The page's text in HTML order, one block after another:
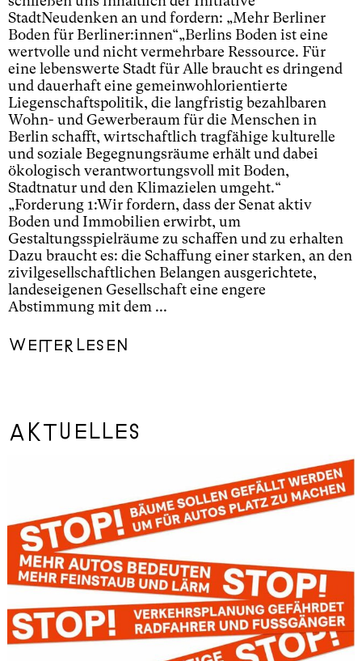
StadtNeudenken an und fordern: „Mehr Berliner
Boden für Berliner:innen“ ​ „Berlins Boden ist eine
wertvolle und nicht vermehrbare Ressource. Für
eine lebenswerte Stadt für Alle braucht es dringend
und dauerhaft eine gemeinwohlorientierte
Liegenschaftspolitik, die langfristig bezahlbaren
Wohn- und Gewerberaum für die Menschen in
Berlin schafft, wirtschaftlich tragfähige kulturelle
und soziale Begegnungsräume erhält und dabei
ökologisch verantwortungsvoll mit Boden,
Stadtnatur und den Klimazielen umgeht.“
„Forderung 1:Wir fordern, dass der Senat aktiv
Boden und Immobilien erwirbt, um
Gestaltungsspielräume zu schaffen und zu erhalten
Dazu braucht es: die Schaffung einer starken, an den
zivilgesellschaftlichen Belangen ausgerichtete,
landeseigenen Gesellschaft eine engere
Abstimmung mit dem ...
Weiterlesen
Aktuelles